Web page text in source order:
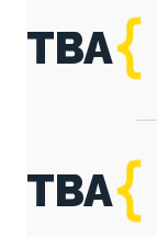
TBA
TBA